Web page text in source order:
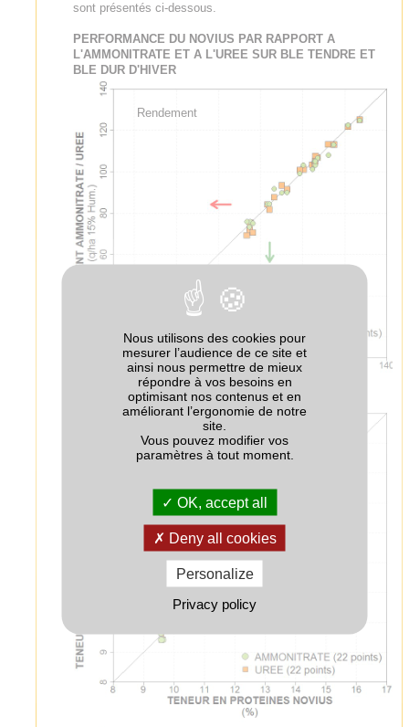
sont présentés ci-dessous.
PERFORMANCE DU NOVIUS PAR RAPPORT A
L'AMMONITRATE ET A L'UREE SUR BLE TENDRE ET
BLE DUR D'HIVER
Rendement
Teneur en protéines
Nous utilisons des cookies pour
mesurer l’audience de ce site et
ainsi nous permettre de mieux
répondre à vos besoins en
optimisant nos contenus et en
améliorant l’ergonomie de notre
site.
Vous pouvez modifier vos
paramètres à tout moment.
OK, accept all
Deny all cookies
Personalize
Privacy policy